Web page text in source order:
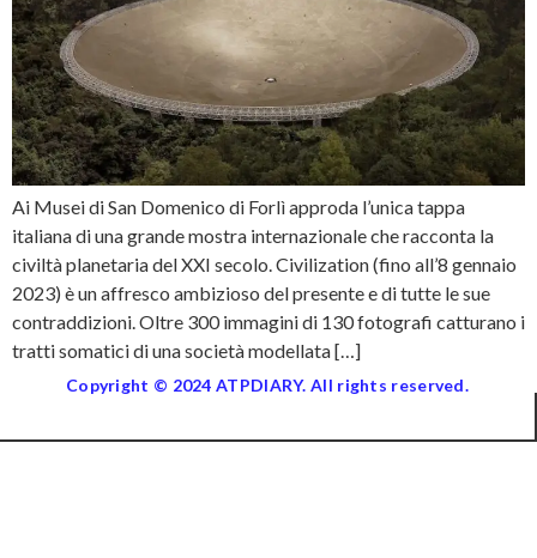
Ai Musei di San Domenico di Forlì approda l’unica tappa
italiana di una grande mostra internazionale che racconta la
civiltà planetaria del XXI secolo. Civilization (fino all’8 gennaio
2023) è un affresco ambizioso del presente e di tutte le sue
contraddizioni. Oltre 300 immagini di 130 fotografi catturano i
tratti somatici di una società modellata […]
Copyright © 2024 ATPDIARY. All rights reserved.